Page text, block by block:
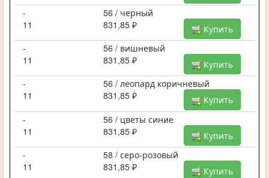
-
56 / черный
11
831,85 ₽
Купить
-
56 / вишневый
11
831,85 ₽
Купить
-
56 / леопард коричневый
11
831,85 ₽
Купить
-
56 / цветы синие
11
831,85 ₽
Купить
-
58 / серо-розовый
11
831,85 ₽
Купить